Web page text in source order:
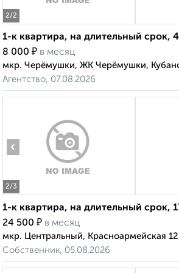
2/2
1-к квартира, на длительный срок,
8 000 ₽ в месяц
мкр. Черёмушки, ЖК Черёмушки,
Агентство, 07.08.2026
2/3
‹
1-к квартира, на длительный срок,
24 500 ₽ в месяц
мкр. Центральный, Красноармейская
Собственник, 05.08.2026